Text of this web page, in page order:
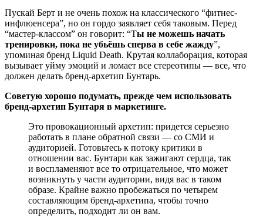
Пускай Берт и не очень похож на классического “фитнес-
инфлюенсера”, но он гордо заявляет себя таковым. Перед
“мастер-классом” он говорит: “Ты не можешь начать
тренировки, пока не убьёшь сперва в себе жажду”,
упоминая бренд Liquid Death. Крутая коллаборация, которая
вызывает уйму эмоций и ломает все стереотипы — все, что
должен делать бренд-архетип Бунтарь.
Советую хорошо подумать, прежде чем использовать
бренд-архетип Бунтаря в маркетинге.
Это провокационный архетип: придется серьезно
работать в плане обратной связи — со СМИ и
аудиторией. Готовьтесь к потоку критики в
отношении вас. Бунтари как зажигают сердца, так
и воспламеняют все то отрицательное, что может
возникнуть у части аудитории, видя вас в таком
образе. Крайне важно пробежаться по четырем
составляющим бренд-архетипа, чтобы точно
определить, подходит ли он вам.